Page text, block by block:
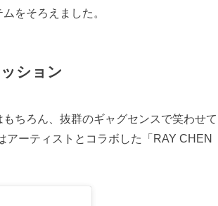
をそろえました。
ション
ちろん、抜群のギャグセンスで笑わせて
アーティストとコラボした「RAY CHEN